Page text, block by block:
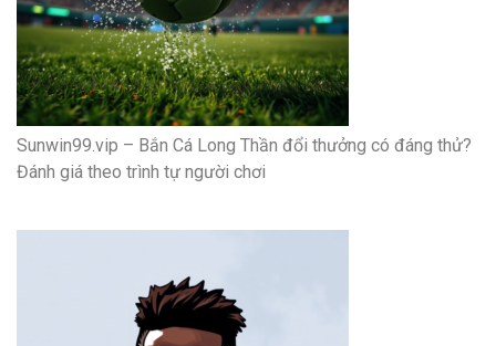
Sunwin99.vip – Bắn Cá Long Thần đổi thưởng có đáng thử?
Đánh giá theo trình tự người chơi